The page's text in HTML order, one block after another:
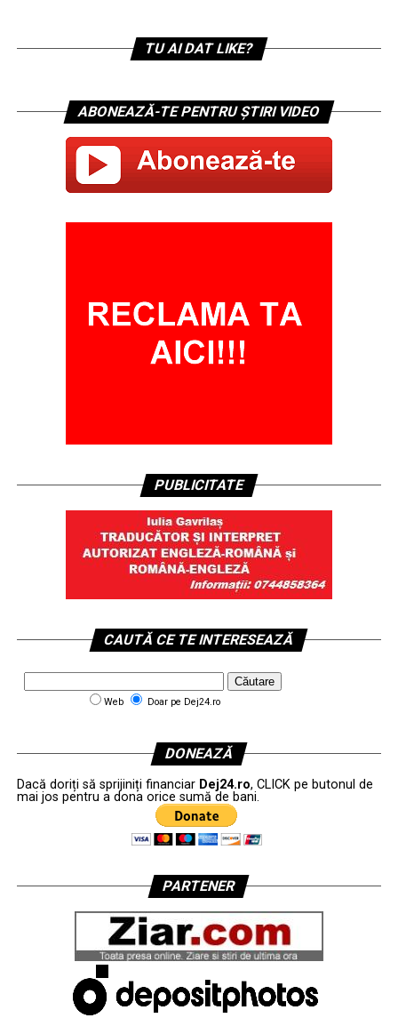
TU AI DAT LIKE?
ABONEAZĂ-TE PENTRU ȘTIRI VIDEO
PUBLICITATE
CAUTĂ CE TE INTERESEAZĂ
Web Doar pe Dej24.ro
DONEAZĂ
Dacă doriți să sprijiniți financiar Dej24.ro, CLICK pe butonul de
mai jos pentru a dona orice sumă de bani.
PARTENER